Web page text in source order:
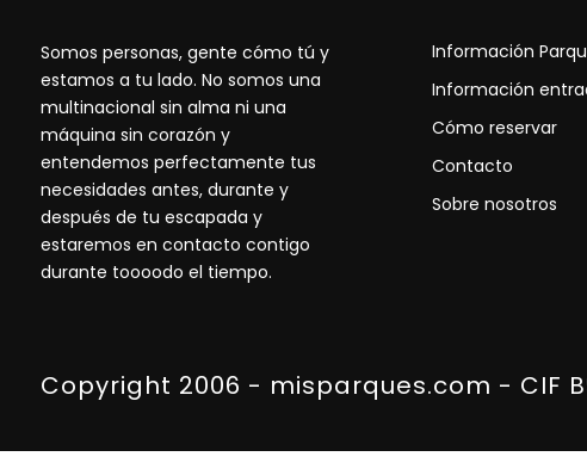
Somos personas, gente cómo tú y
estamos a tu lado. No somos una
multinacional sin alma ni una
máquina sin corazón y
entendemos perfectamente tus
necesidades antes, durante y
después de tu escapada y
estaremos en contacto contigo
durante toooodo el tiempo.
Información
Información
Cómo reservar
Contacto
Sobre nosotros
Copyright 2006 - misparques.com - CIF